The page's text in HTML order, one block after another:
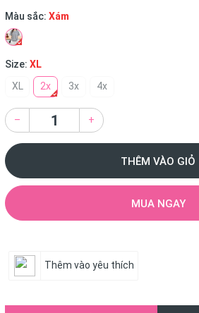
Màu sắc: Xám
Size: XL
XL
2x 3x 4x
– +
THÊM VÀO GIỎ
MUA NGAY
Thêm vào yêu thích